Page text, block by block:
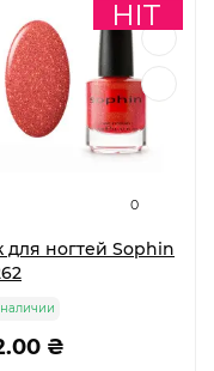
0
для ногтей Sophin
₴